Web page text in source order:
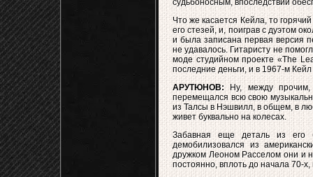
судьбоносным, впоследствии
Что же касается Кейла, то
его стезей, и, поиграв с дуэтом
и была записана первая версия
не удавалось. Гитаристу не
моде студийном проекте «The
последние деньги, и в 1967-м Кейл
АРУТЮНОВ:Ну, между
перемещался всю свою
из Талсы в Нэшвилл, в общем, в
живет буквально на колесах.
Забавная еще деталь из его
демобилизовался из
дружком Леоном Расселом они и
постоянно, вплоть до начала 70-